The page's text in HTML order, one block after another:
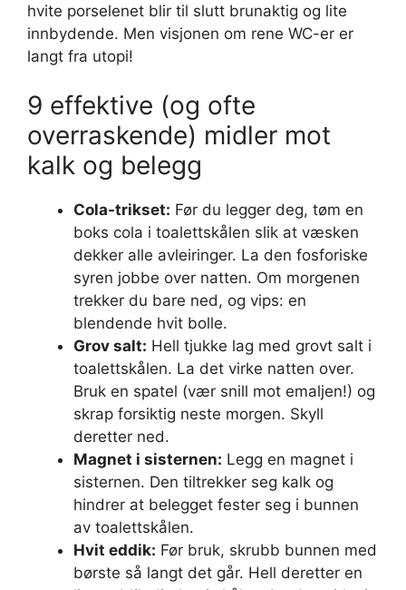
hvite porselenet blir til slutt brunaktig og lite
innbydende. Men visjonen om rene WC-er er
langt fra utopi!
9 effektive (og ofte
overraskende) midler mot
kalk og belegg
Cola-trikset: Før du legger deg, tøm en
boks cola i toalettskålen slik at væsken
dekker alle avleiringer. La den fosforiske
syren jobbe over natten. Om morgenen
trekker du bare ned, og vips: en
blendende hvit bolle.
Grov salt: Hell tjukke lag med grovt salt i
toalettskålen. La det virke natten over.
Bruk en spatel (vær snill mot emaljen!) og
skrap forsiktig neste morgen. Skyll
deretter ned.
Magnet i sisternen: Legg en magnet i
sisternen. Den tiltrekker seg kalk og
hindrer at belegget fester seg i bunnen
av toalettskålen.
Hvit eddik: Før bruk, skrubb bunnen med
børste så langt det går. Hell deretter en